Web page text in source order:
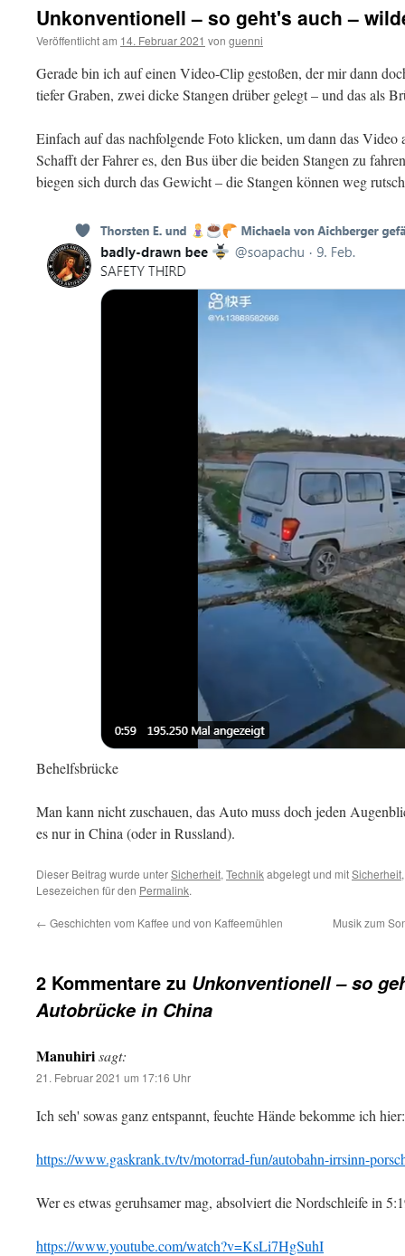
Unkonventionell – so geht's auch –
Veröffentlicht am 14. Februar 2021 von guenni
Gerade bin ich auf einen Video-Clip gestoßen, der mir dann
tiefer Graben, zwei dicke Stangen drüber gelegt – und das als
Einfach auf das nachfolgende Foto klicken, um dann das Video
Schafft der Fahrer es, den Bus über die beiden Stangen zu
biegen sich durch das Gewicht – die Stangen können weg
Behelfsbrücke
Man kann nicht zuschauen, das Auto muss doch jeden
es nur in China (oder in Russland).
Dieser Beitrag wurde unterSicherheit, Technikabgelegt und mitSicherheit
Lesezeichen für den Permalink.
← Geschichten vom Kaffee und von Kaffeemühlen Musik zum
2 Kommentare zu Unkonventionell – so
Autobrücke in China
Manuhirisagt:
21. Februar 2021 um 17:16 Uhr
Ich seh' sowas ganz entspannt, feuchte Hände bekomme ich hier:
https://www.gaskrank.tv/tv/motorrad-fun/autobahn-irrsinn-
Wer es etwas geruhsamer mag, absolviert die Nordschleife in
https://www.youtube.com/watch?v=KsLi7HgSuhI